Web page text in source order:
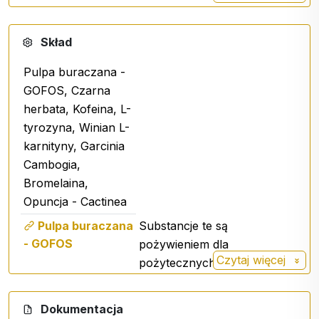
Skład
Pulpa buraczana -
GOFOS, Czarna
herbata, Kofeina, L-
tyrozyna, Winian L-
karnityny, Garcinia
Cambogia,
Bromelaina,
Opuncja - Cactinea
Pulpa buraczana
- GOFOS
Substancje te są
pożywieniem dla
pożytecznych bakterii
Czytaj więcej
Dokumentacja